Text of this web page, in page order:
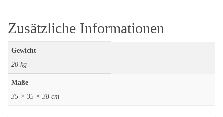
Zusätzliche Informationen
Gewicht
20 kg
Maße
35 × 35 × 38 cm